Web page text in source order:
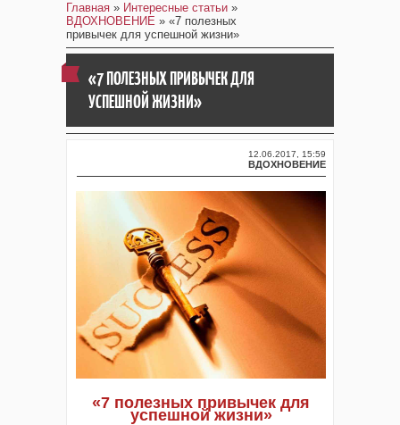
Главная » Интересные статьи »
ВДОХНОВЕНИЕ » «7 полезных
привычек для успешной жизни»
«7 ПОЛЕЗНЫХ ПРИВЫЧЕК ДЛЯ
УСПЕШНОЙ ЖИЗНИ»
12.06.2017, 15:59
ВДОХНОВЕНИЕ
«7 полезных привычек для
успешной жизни»